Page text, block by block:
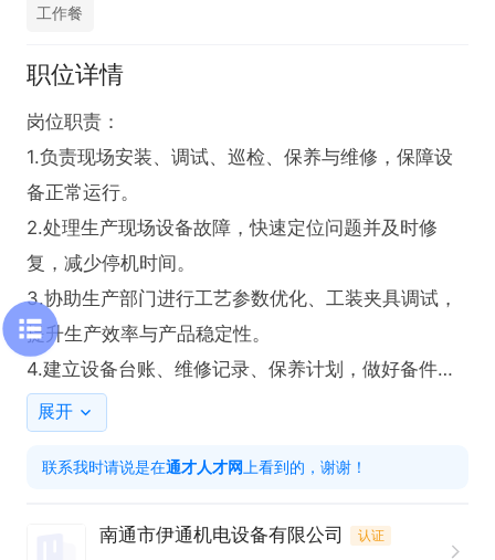
工作餐
职位详情
岗位职责：
1.负责现场安装、调试、巡检、保养与维修，保障设
备正常运行。
2.处理生产现场设备故障，快速定位问题并及时修
复，减少停机时间。
3.协助生产部门进行工艺参数优化、工装夹具调试，
提升生产效率与产品稳定性。
4.建立设备台账、维修记录、保养计划，做好备件管
理与损耗统计。
验证及异常改善。
展开
联系我时请说是在通才人才网 上看到的，谢谢！
南通市伊通机电设备有限公司 认证